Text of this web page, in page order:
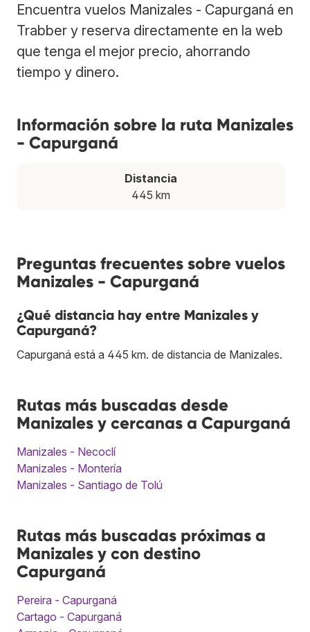
Encuentra vuelos Manizales - Capurganá en
Trabber y reserva directamente en la web
que tenga el mejor precio, ahorrando
tiempo y dinero.
Información sobre la ruta Manizales
- Capurganá
Distancia
445 km
Preguntas frecuentes sobre vuelos
Manizales - Capurganá
¿Qué distancia hay entre Manizales y
Capurganá?
Capurganá está a 445 km. de distancia de Manizales.
Rutas más buscadas desde
Manizales y cercanas a Capurganá
Manizales - Necoclí
Manizales - Montería
Manizales - Santiago de Tolú
Rutas más buscadas próximas a
Manizales y con destino
Capurganá
Pereira - Capurganá
Cartago - Capurganá